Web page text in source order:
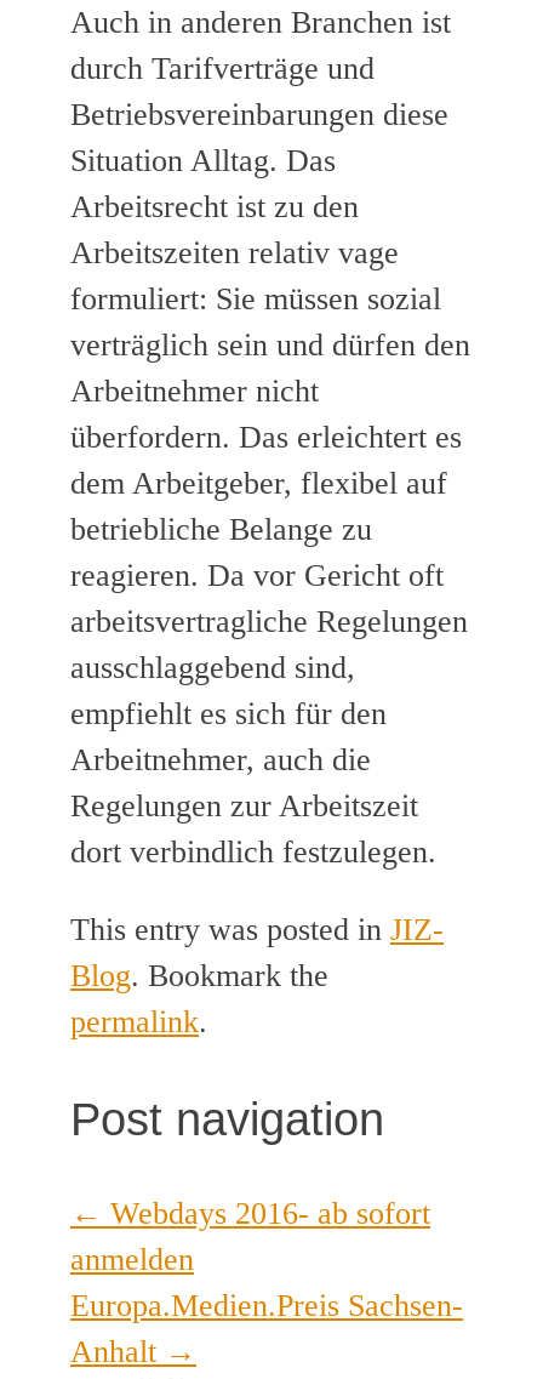
Auch in anderen Branchen ist
durch Tarifverträge und
Betriebsvereinbarungen diese
Situation Alltag. Das
Arbeitsrecht ist zu den
Arbeitszeiten relativ vage
formuliert: Sie müssen sozial
verträglich sein und dürfen den
Arbeitnehmer nicht
überfordern. Das erleichtert es
dem Arbeitgeber, flexibel auf
betriebliche Belange zu
reagieren. Da vor Gericht oft
arbeitsvertragliche Regelungen
ausschlaggebend sind,
empfiehlt es sich für den
Arbeitnehmer, auch die
Regelungen zur Arbeitszeit
dort verbindlich festzulegen.
This entry was posted in JIZ-
Blog. Bookmark the
permalink.
Post navigation
← Webdays 2016- ab sofort
anmelden
Europa.Medien.Preis Sachsen-
Anhalt →